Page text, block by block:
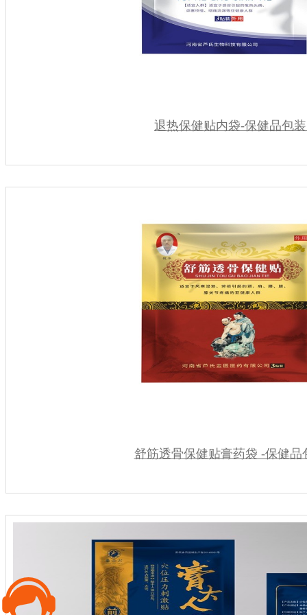
退热保健贴内袋-保健品包
舒筋透骨保健贴膏药袋 -保健品